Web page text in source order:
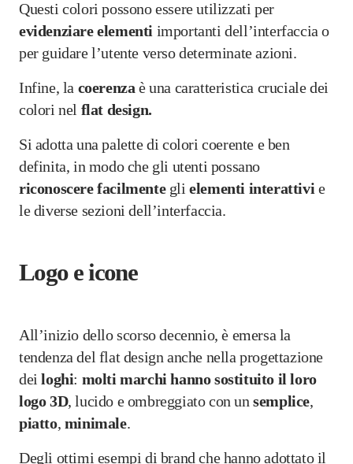
Questi colori possono essere utilizzati per
evidenziare elementi importanti dell’interfaccia o
per guidare l’utente verso determinate azioni.
Infine, la coerenza è una caratteristica cruciale dei
colori nel flat design.
Si adotta una palette di colori coerente e ben
definita, in modo che gli utenti possano
riconoscere facilmenteglielementi interattivi e
le diverse sezioni dell’interfaccia.
Logo e icone
All’inizio dello scorso decennio, è emersa la
tendenza del flat design anche nella progettazione
deiloghi: molti marchi hanno sostituito il loro
logo 3D, lucido e ombreggiato con unsemplice,
piatto, minimale.
Degli ottimi esempi di brand che hanno adottato il